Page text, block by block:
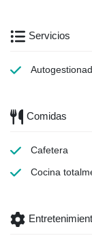
Servicios
Comidas
Cafetera
Cocina